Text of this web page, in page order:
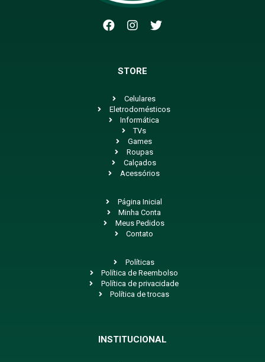
STORE
Celulares
Eletrodomésticos
Informática
TVs
Games
Roupas
Calçados
Acessórios
Página Inicial
Minha Conta
Meus Pedidos
Contato
Políticas
Política de Reembolso
Política de privacidade
Política de trocas
INSTITUCIONAL